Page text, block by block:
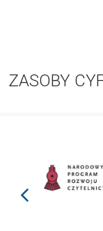
ZASOBY
prev